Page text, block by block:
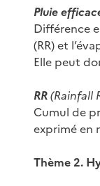
Pluie
Différence
(RR) et
Elle peut
RR(Rainfall
Cumul de
exprimé en
Thème 2.